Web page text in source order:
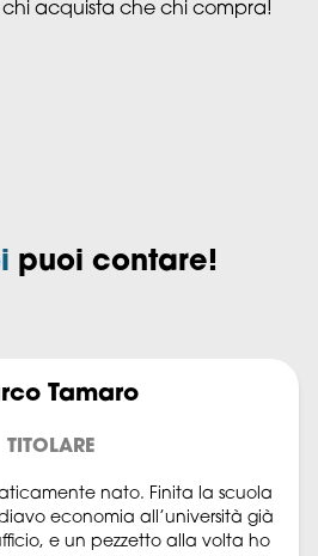
acquista che chi compra!
puoi contare!
Tamaro
TITOLARE
nato. Finita la scuola
economia all’università già
e un pezzetto alla volta ho